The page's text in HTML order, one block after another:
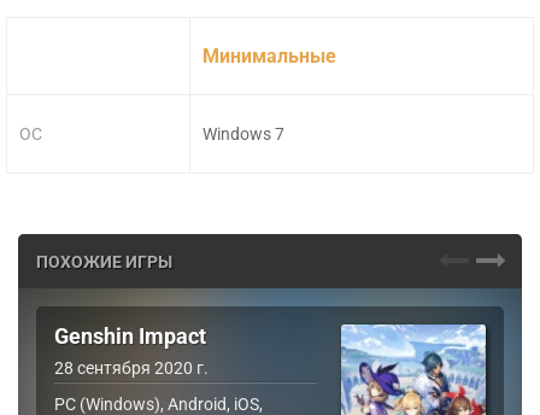
ОС
Минимальные
Windows 7
ПОХОЖИЕ ИГРЫ
Genshin Impact
28 сентября 2020 г.
PC (Windows), Android, iOS,